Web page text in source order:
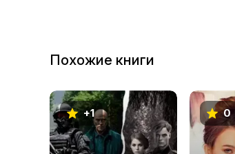
Похожие книги
+1 0